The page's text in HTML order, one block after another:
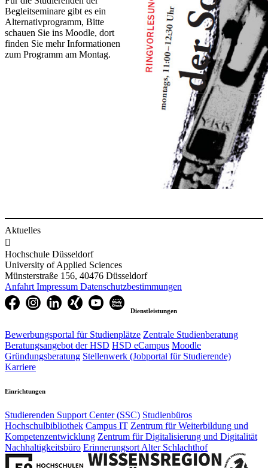
Begleitseminare gibt es ein
Alternativprogramm, Bitte
schauen Sie ins Moodle, dort
finden Sie mehr Informationen
zum Programm am Montag.
Aktuelles

Hochschule Düsseldorf
University of Applied Sciences
Münsterstraße 156, 40476 Düsseldorf
Anfahrt Impressum Datenschutzbestimmungen
Dienstleistungen
Bewerbungsportal für Studienplätze Zentrale Studienberatung
Beratungsangebot der HSD HSD eCampus Moodle
Gründungsberatung Stellenwerk (Jobportal für Studierende)
Karriere
Einrichtungen
Studierenden Support Center (SSC) Studienbüros
Hochschulbibliothek Campus IT Zentrum für Weiterbildung und
Kompetenzentwicklung Zentrum für Digitalisierung und Digitalität
Nachhaltigkeitsbüro Erinnerungsort Alter Schlachthof